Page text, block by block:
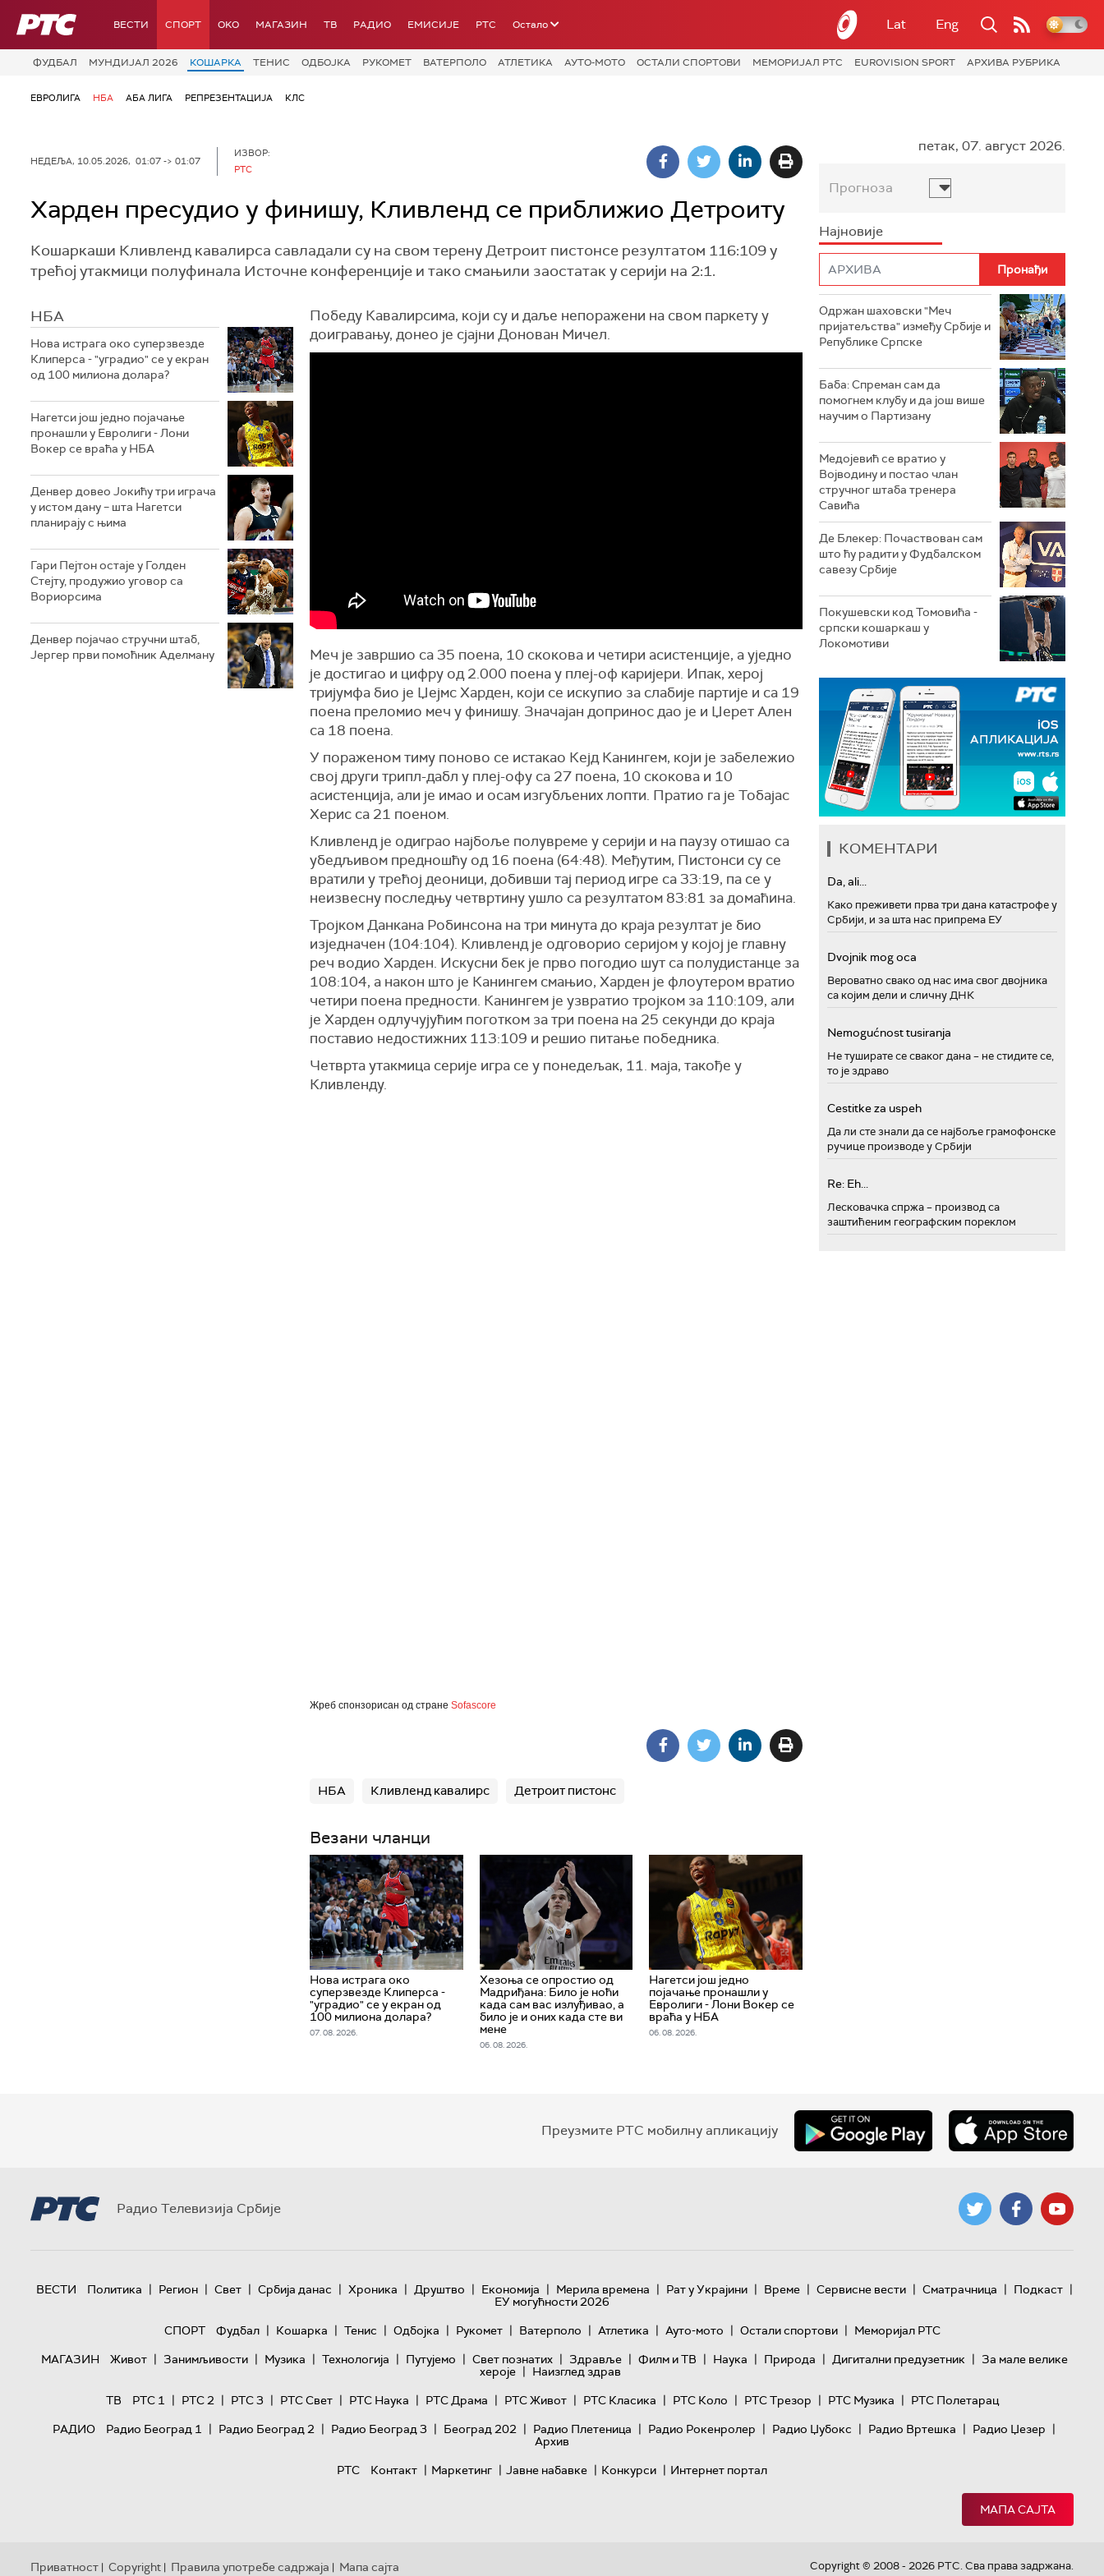
РТС ВЕСТИ СПОРТ OKO МАГАЗИН ТВ РАДИО ЕМИСИЈЕ РТС Остало Lat Eng
ФУДБАЛ МУНДИЈАЛ 2026 КОШАРКА ТЕНИС ОДБОЈКА РУКОМЕТ ВАТЕРПОЛО АТЛЕТИКА АУТО-МОТО ОСТАЛИ СПОРТОВИ МЕМОРИЈАЛ РТС EUROVISION SPORT АРХИВА РУБРИКА
ЕВРОЛИГА НБА АБА ЛИГА РЕПРЕЗЕНТАЦИЈА КЛС
НЕДЕЉА, 10.05.2026, 01:07 -> 01:07
ИЗВОР:
РТС
Харден пресудио у финишу, Кливленд се приближио Детроиту
Кошаркаши Кливленд кавалирса савладали су на свом терену Детроит пистонсе резултатом 116:109 у
трећој утакмици полуфинала Источне конференције и тако смањили заостатак у серији на 2:1.
НБА
Нова истрага око суперзвезде
Клиперса - "уградио" се у екран
од 100 милиона долара?
Нагетси још једно појачање
пронашли у Евролиги - Лони
Вокер се враћа у НБА
Денвер довео Јокићу три играча
у истом дану – шта Нагетси
планирају с њима
Гари Пејтон остаје у Голден
Стејту, продужио уговор са
Вориорсима
Денвер појачао стручни штаб,
Јергер први помоћник Аделману
Победу Кавалирсима, који су и даље непоражени на свом паркету у
доигравању, донео је сјајни Донован Мичел.
Меч је завршио са 35 поена, 10 скокова и четири асистенције, а уједно
је достигао и цифру од 2.000 поена у плеј-оф каријери. Ипак, херој
тријумфа био је Џејмс Харден, који се искупио за слабије партије и са 19
поена преломио меч у финишу. Значајан допринос дао је и Џерет Ален
са 18 поена.
У пораженом тиму поново се истакао Кејд Канингем, који је забележио
свој други трипл-дабл у плеј-офу са 27 поена, 10 скокова и 10
асистенција, али је имао и осам изгубљених лопти. Пратио га је Тобајас
Херис са 21 поеном.
Кливленд је одиграо најбоље полувреме у серији и на паузу отишао са
убедљивом предношћу од 16 поена (64:48). Међутим, Пистонси су се
вратили у трећој деоници, добивши тај период игре са 33:19, па се у
неизвесну последњу четвртину ушло са резултатом 83:81 за домаћина.
Тројком Данкана Робинсона на три минута до краја резултат је био
изједначен (104:104). Кливленд је одговорио серијом у којој је главну
реч водио Харден. Искусни бек је прво погодио шут са полудистанце за
108:104, а након што је Канингем смањио, Харден је флоутером вратио
четири поена предности. Канингем је узвратио тројком за 110:109, али
је Харден одлучујућим поготком за три поена на 25 секунди до краја
поставио недостижних 113:109 и решио питање победника.
Четврта утакмица серије игра се у понедељак, 11. маја, такође у
Кливленду.
Жреб спонзорисан од стране Sofascore
НБА Кливленд кавалирс Детроит пистонс
Везани чланци
Нова истрага око
суперзвезде Клиперса -
"уградио" се у екран од
100 милиона долара?
07. 08. 2026.
Хезоња се опростио од
Мадриђана: Било је ноћи
када сам вас излуђивао, а
било је и оних када сте ви
мене
06. 08. 2026.
Нагетси још једно
појачање пронашли у
Евролиги - Лони Вокер се
враћа у НБА
06. 08. 2026.
петак, 07. август 2026.
Прогноза
Најновије
Одржан шаховски "Меч
пријатељства" између Србије и
Републике Српске
Баба: Спреман сам да
помогнем клубу и да још више
научим о Партизану
Медојевић се вратио у
Војводину и постао члан
стручног штаба тренера
Савића
Де Блекер: Почаствован сам
што ћу радити у Фудбалском
савезу Србије
Покушевски код Томовића -
српски кошаркаш у
Локомотиви
КОМЕНТАРИ
Da, ali...
Како преживети прва три дана катастрофе у
Србији, и за шта нас припрема ЕУ
Dvojnik mog oca
Вероватно свако од нас има свог двојника
са којим дели и сличну ДНК
Nemogućnost tusiranja
Не туширате се сваког дана – не стидите се,
то је здраво
Cestitke za uspeh
Да ли сте знали да се најбоље грамофонске
ручице производе у Србији
Re: Eh...
Лесковачка спржа – производ са
заштићеним географским пореклом
Преузмите РТС мобилну апликацију
Радио Телевизија Србије
ВЕСТИ Политика | Регион | Свет | Србија данас | Хроника | Друштво | Економија | Мерила времена | Рат у Украјини | Време | Сервисне вести | Сматрачница | Подкаст |
ЕУ могућности 2026
СПОРТ
Фудбал | Кошарка | Тенис | Одбојка | Рукомет | Ватерполо | Атлетика | Ауто-мото | Остали спортови | Меморијал РТС
МАГАЗИН
Живот | Занимљивости | Музика | Технологијa | Путујемо | Свет познатих | Здравље | Филм и ТВ | Наука | Природа | Дигитални предузетник | За мале велике
хероје | Наизглед здрав
ТВ
РТС 1 | РТС 2 | РТС 3 | РТС Свет | РТС Наука | РТС Драма | РТС Живот | РТС Класика | РТС Коло | РТС Трезор | РТС Музика | РТС Полетарац
РАДИО
Радио Београд 1 | Радио Београд 2 | Радио Београд 3 | Београд 202 | Радио Плетеница | Радио Рокенролер | Радио Џубокс | Радио Вртешка | Радио Џезер |
Архив
РТС
Контакт | Маркетинг | Јавне набавке | Конкурси | Интернет портал
МАПА САЈТА
Приватност | Copyright | Правила употребе садржаја | Мапа сајта Copyright © 2008 - 2026 РТС. Сва права задржана.